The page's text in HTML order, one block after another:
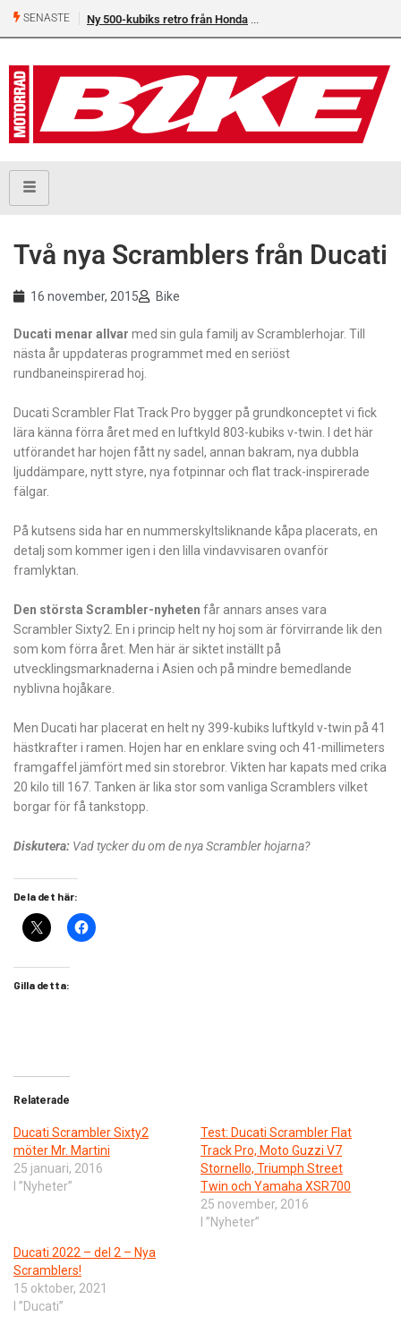
SENASTE Ny 500-kubiks retro från Honda
Två nya Scramblers från Ducati
16 november, 2015 Bike
Ducati menar allvar med sin gula familj av Scramblerhojar. Till
nästa år uppdateras programmet med en seriöst
rundbaneinspirerad hoj.
Ducati Scrambler Flat Track Pro bygger på grundkonceptet vi fick
lära känna förra året med en luftkyld 803-kubiks v-twin. I det här
utförandet har hojen fått ny sadel, annan bakram, nya dubbla
ljuddämpare, nytt styre, nya fotpinnar och flat track-inspirerade
fälgar.
På kutsens sida har en nummerskyltsliknande kåpa placerats, en
detalj som kommer igen i den lilla vindavvisaren ovanför
framlyktan.
Den största Scrambler-nyheten får annars anses vara
Scrambler Sixty2. En i princip helt ny hoj som är förvirrande lik den
som kom förra året. Men här är siktet inställt på
utvecklingsmarknaderna i Asien och på mindre bemedlande
nyblivna hojåkare.
Men Ducati har placerat en helt ny 399-kubiks luftkyld v-twin på 41
hästkrafter i ramen. Hojen har en enklare sving och 41-millimeters
framgaffel jämfört med sin storebror. Vikten har kapats med crika
20 kilo till 167. Tanken är lika stor som vanliga Scramblers vilket
borgar för få tankstopp.
Diskutera: Vad tycker du om de nya Scrambler hojarna?
Dela det här:
Gilla detta:
Relaterade
​Ducati Scrambler Sixty2
möter Mr. Martini
25 januari, 2016
I ”Nyheter”
Test: Ducati Scrambler Flat
Track Pro, Moto Guzzi V7
Stornello, Triumph Street
Twin och Yamaha XSR700
25 november, 2016
I ”Nyheter”
Ducati 2022 – del 2 – Nya
Scramblers!
15 oktober, 2021
I ”Ducati”